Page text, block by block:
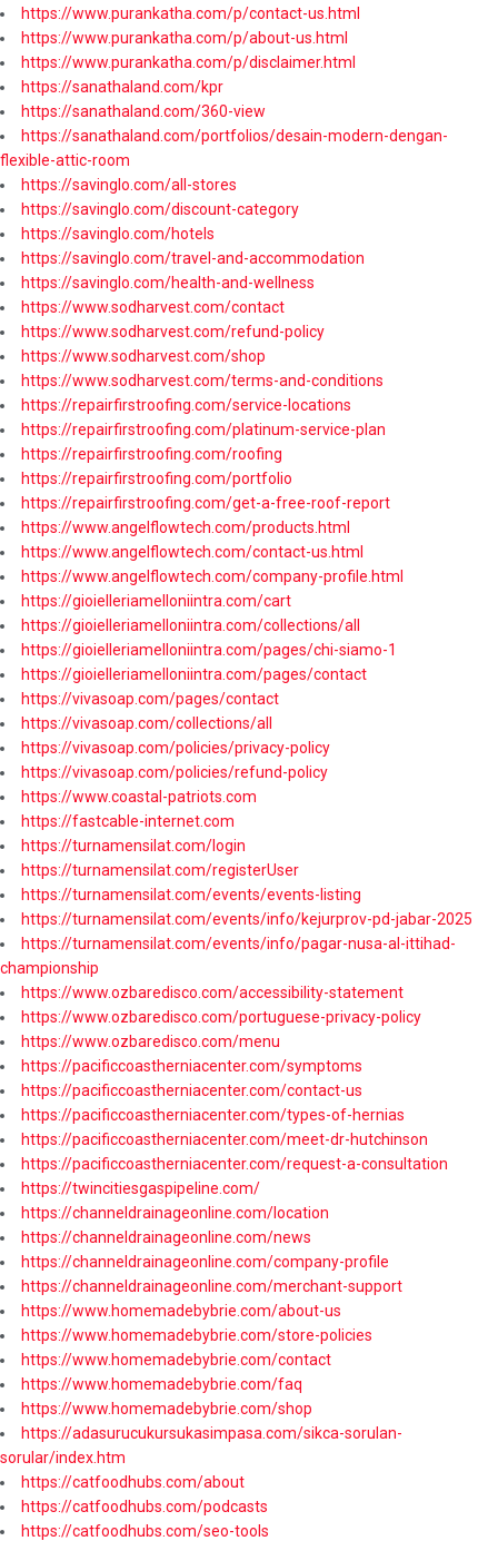
https://www.purankatha.com/p/contact-us.html
https://www.purankatha.com/p/about-us.html
https://www.purankatha.com/p/disclaimer.html
https://sanathaland.com/kpr
https://sanathaland.com/360-view
https://sanathaland.com/portfolios/desain-modern-dengan-
flexible-attic-room
https://savinglo.com/all-stores
https://savinglo.com/discount-category
https://savinglo.com/hotels
https://savinglo.com/travel-and-accommodation
https://savinglo.com/health-and-wellness
https://www.sodharvest.com/contact
https://www.sodharvest.com/refund-policy
https://www.sodharvest.com/shop
https://www.sodharvest.com/terms-and-conditions
https://repairfirstroofing.com/service-locations
https://repairfirstroofing.com/platinum-service-plan
https://repairfirstroofing.com/roofing
https://repairfirstroofing.com/portfolio
https://repairfirstroofing.com/get-a-free-roof-report
https://www.angelflowtech.com/products.html
https://www.angelflowtech.com/contact-us.html
https://www.angelflowtech.com/company-profile.html
https://gioielleriamelloniintra.com/cart
https://gioielleriamelloniintra.com/collections/all
https://gioielleriamelloniintra.com/pages/chi-siamo-1
https://gioielleriamelloniintra.com/pages/contact
https://vivasoap.com/pages/contact
https://vivasoap.com/collections/all
https://vivasoap.com/policies/privacy-policy
https://vivasoap.com/policies/refund-policy
https://www.coastal-patriots.com
https://fastcable-internet.com
https://turnamensilat.com/login
https://turnamensilat.com/registerUser
https://turnamensilat.com/events/events-listing
https://turnamensilat.com/events/info/kejurprov-pd-jabar-2025
https://turnamensilat.com/events/info/pagar-nusa-al-ittihad-
championship
https://www.ozbaredisco.com/accessibility-statement
https://www.ozbaredisco.com/portuguese-privacy-policy
https://www.ozbaredisco.com/menu
https://pacificcoastherniacenter.com/symptoms
https://pacificcoastherniacenter.com/contact-us
https://pacificcoastherniacenter.com/types-of-hernias
https://pacificcoastherniacenter.com/meet-dr-hutchinson
https://pacificcoastherniacenter.com/request-a-consultation
https://twincitiesgaspipeline.com/
https://channeldrainageonline.com/location
https://channeldrainageonline.com/news
https://channeldrainageonline.com/company-profile
https://channeldrainageonline.com/merchant-support
https://www.homemadebybrie.com/about-us
https://www.homemadebybrie.com/store-policies
https://www.homemadebybrie.com/contact
https://www.homemadebybrie.com/faq
https://www.homemadebybrie.com/shop
https://adasurucukursukasimpasa.com/sikca-sorulan-
sorular/index.htm
https://catfoodhubs.com/about
https://catfoodhubs.com/podcasts
https://catfoodhubs.com/seo-tools